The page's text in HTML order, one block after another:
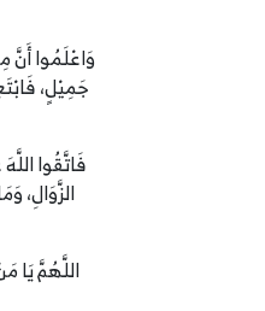
وَاعْلَمُوا أَنَّ
جَمِيْلٍ،
فَاتَّقُوا
الزَّوَالِ،
اللَّهُمَّ يَا